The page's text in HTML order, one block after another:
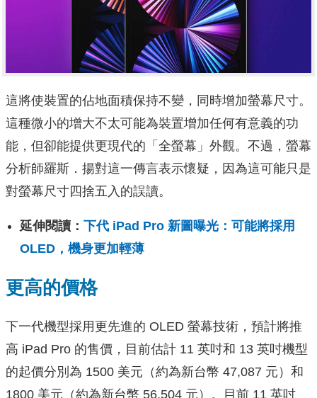
這將使裝置的佔地面積保持不變，同時增加螢幕尺寸。
這種微小的增大不太可能為裝置增加任何有意義的功
能，但卻能提供更現代的「全螢幕」外觀。不過，螢幕
分析師羅斯．揚對這一傳言表示懷疑，因為這可能只是
對螢幕尺寸四捨五入的誤讀。
延伸閱讀： 下代 iPad Pro 新圖曝光：可能將採用
OLED，機身更加輕薄
更高的價格
下一代機型採用更先進的 OLED 螢幕技術，預計將推
高 iPad Pro 的售價，目前估計 11 英吋和 13 英吋機型
的起價分別為 1500 美元（約為新台幣 47,087 元）和
1800 美元（約為新台幣 56,504 元）。目前 11 英吋